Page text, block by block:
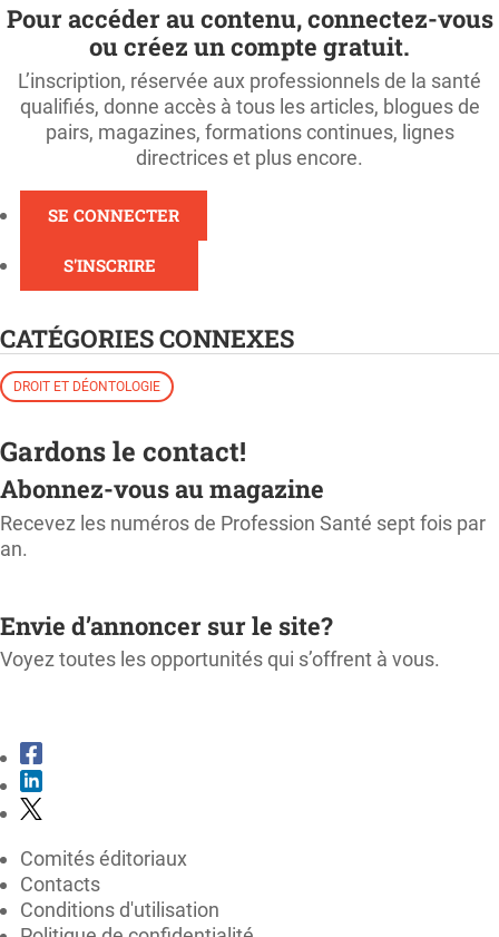
Pour accéder au contenu, connectez-vous
ou créez un compte gratuit.
L’inscription, réservée aux professionnels de la santé
qualifiés, donne accès à tous les articles, blogues de
pairs, magazines, formations continues, lignes
directrices et plus encore.
SE CONNECTER
S'INSCRIRE
CATÉGORIES CONNEXES
DROIT ET DÉONTOLOGIE
Gardons le contact!
Abonnez-vous au magazine
Recevez les numéros de Profession Santé sept fois par
an.
Envie d’annoncer sur le site?
Voyez toutes les opportunités qui s’offrent à vous.
Comités éditoriaux
Contacts
Conditions d'utilisation